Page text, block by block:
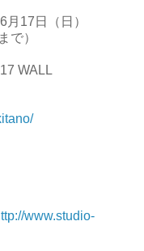
17日（日）
で）
WALL
www.studio-